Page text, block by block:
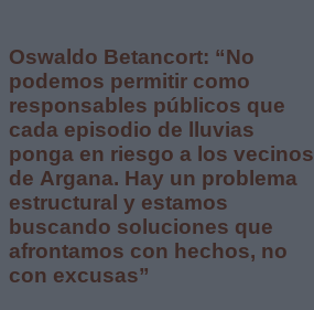
Oswaldo Betancort: “No
podemos permitir como
responsables públicos que
cada episodio de lluvias
ponga en riesgo a los vecinos
de Argana. Hay un problema
estructural y estamos
buscando soluciones que
afrontamos con hechos, no
con excusas”